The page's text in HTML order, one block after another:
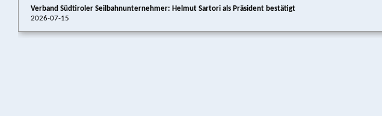
Verband Südtiroler Seilbahnunternehmer: Helmut Sartori als Präsident bestätigt
2026-07-15